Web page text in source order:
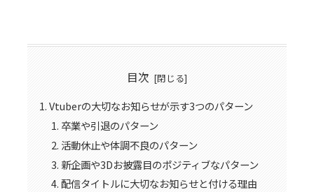
目次
Vtuberの大切なお知らせが示す3つのパターン
卒業や引退のパターン
活動休止や体調不良のパターン
新企画や3Dお披露目のポジティブなパターン
配信タイトルに大切なお知らせと付ける理由